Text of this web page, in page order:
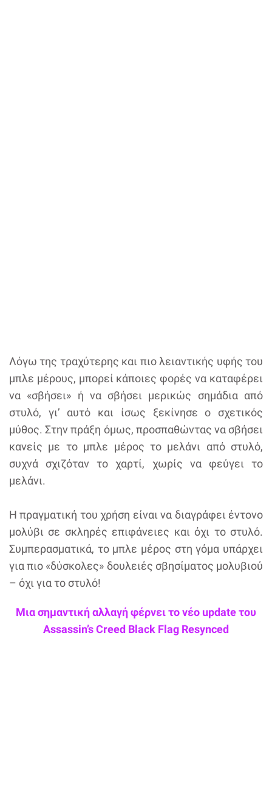
Λόγω της τραχύτερης και πιο λειαντικής υφής του
μπλε μέρους, μπορεί κάποιες φορές να καταφέρει
να «σβήσει» ή να σβήσει μερικώς σημάδια από
στυλό, γι’ αυτό και ίσως ξεκίνησε ο σχετικός
μύθος. Στην πράξη όμως, προσπαθώντας να σβήσει
κανείς με το μπλε μέρος το μελάνι από στυλό,
συχνά σχιζόταν το χαρτί, χωρίς να φεύγει το
μελάνι.
Η πραγματική του χρήση είναι να διαγράφει έντονο
μολύβι σε σκληρές επιφάνειες και όχι το στυλό.
Συμπερασματικά, το μπλε μέρος στη γόμα υπάρχει
για πιο «δύσκολες» δουλειές σβησίματος μολυβιού
– όχι για το στυλό!
Μια σημαντική αλλαγή φέρνει το νέο update του
Assassin’s Creed Black Flag Resynced